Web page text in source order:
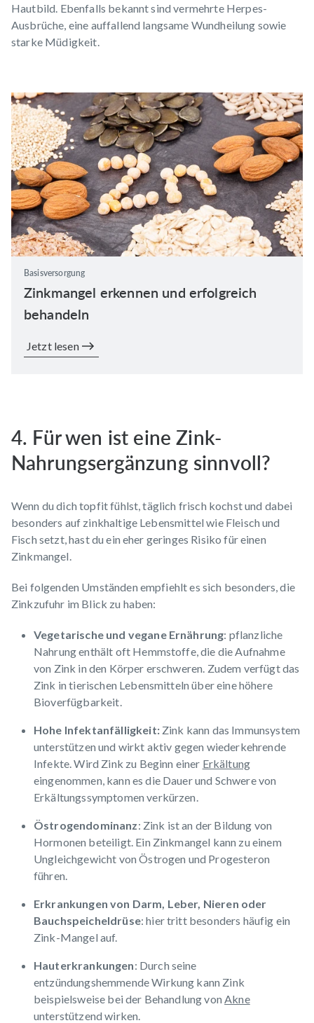
Hautbild. Ebenfalls bekannt sind vermehrte Herpes-
Ausbrüche, eine auffallend langsame Wundheilung sowie
starke Müdigkeit.
Basisversorgung
Zinkmangel erkennen und erfolgreich
behandeln
Jetzt lesen
4. Für wen ist eine Zink-
Nahrungsergänzung sinnvoll?
Wenn du dich topfit fühlst, täglich frisch kochst und dabei
besonders auf zinkhaltige Lebensmittel wie Fleisch und
Fisch setzt, hast du ein eher geringes Risiko für einen
Zinkmangel.
Bei folgenden Umständen empfiehlt es sich besonders, die
Zinkzufuhr im Blick zu haben:
Vegetarische und vegane Ernährung: pflanzliche
Nahrung enthält oft Hemmstoffe, die die Aufnahme
von Zink in den Körper erschweren. Zudem verfügt das
Zink in tierischen Lebensmitteln über eine höhere
Bioverfügbarkeit.
Hohe Infektanfälligkeit: Zink kann das Immunsystem
unterstützen und wirkt aktiv gegen wiederkehrende
Infekte. Wird Zink zu Beginn einer Erkältung
eingenommen, kann es die Dauer und Schwere von
Erkältungssymptomen verkürzen.
Östrogendominanz: Zink ist an der Bildung von
Hormonen beteiligt. Ein Zinkmangel kann zu einem
Ungleichgewicht von Östrogen und Progesteron
führen.
Erkrankungen von Darm, Leber, Nieren oder
Bauchspeicheldrüse: hier tritt besonders häufig ein
Zink-Mangel auf.
Hauterkrankungen: Durch seine
entzündungshemmende Wirkung kann Zink
beispielsweise bei der Behandlung vonAkne
unterstützend wirken.